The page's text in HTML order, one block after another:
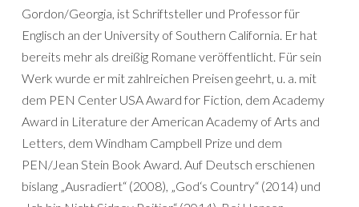
Gordon/Georgia, ist Schriftsteller und Professor für
Englisch an der University of Southern California. Er hat
bereits mehr als dreißig Romane veröffentlicht. Für sein
Werk wurde er mit zahlreichen Preisen geehrt, u. a. mit
dem PEN Center USA Award for Fiction, dem Academy
Award in Literature der American Academy of Arts and
Letters, dem Windham Campbell Prize und dem
PEN/Jean Stein Book Award. Auf Deutsch erschienen
bislang „Ausradiert“ (2008), „God‘s Country“ (2014) und